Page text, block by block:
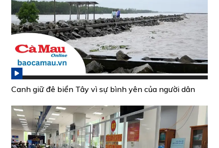
Canh giữ đê biển Tây vì sự bình yên của người dân